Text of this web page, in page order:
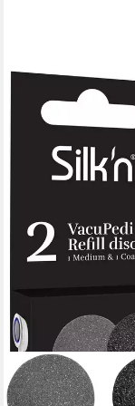
SILK'N
Hornhautentferner